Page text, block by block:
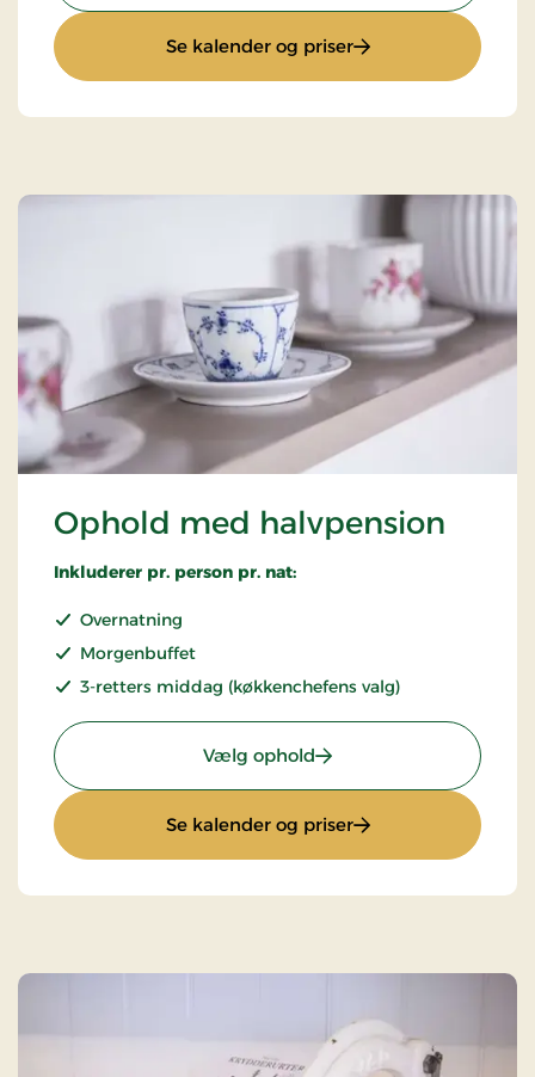
Se kalender og priser: Superpris
Ophold med halvpension
Inkluderer pr. person pr. nat:
Overnatning
Morgenbuffet
3-retters middag (køkkenchefens valg)
Vælg ophold: Ophold med
Se kalender og priser: Ophold med